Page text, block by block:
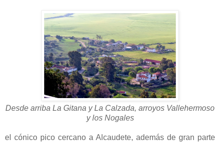
Desde arriba La Gitana y La Calzada, arroyos Vallehermoso
y los Nogales
el cónico pico cercano a Alcaudete, además de gran parte